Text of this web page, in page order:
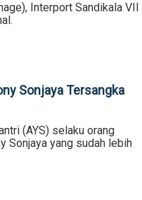
Interport Sandikala VII
Sonjaya Tersangka
(AYS) selaku orang
Sonjaya yang sudah lebih